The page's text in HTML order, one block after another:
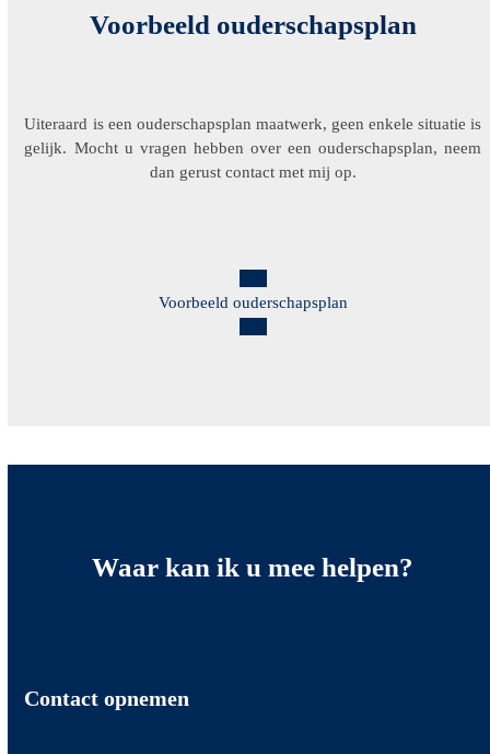
Voorbeeld ouderschapsplan
Uiteraard is een ouderschapsplan maatwerk, geen enkele situatie is
gelijk. Mocht u vragen hebben over een ouderschapsplan, neem
dan gerust contact met mij op.
Voorbeeld ouderschapsplan
Waar kan ik umee helpen?
Contact opnemen